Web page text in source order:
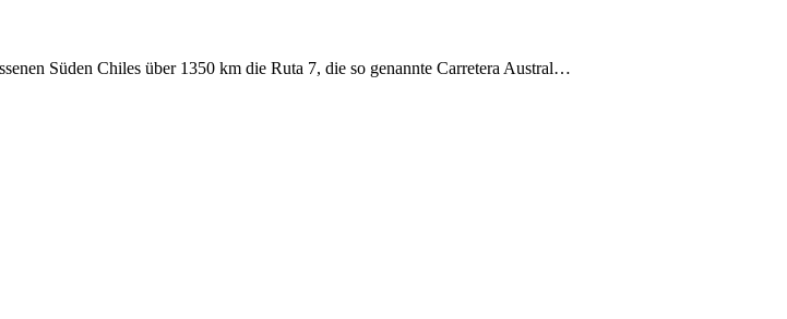
Süden Chiles über 1350 km die Ruta 7, die so genannte Carretera Austral…